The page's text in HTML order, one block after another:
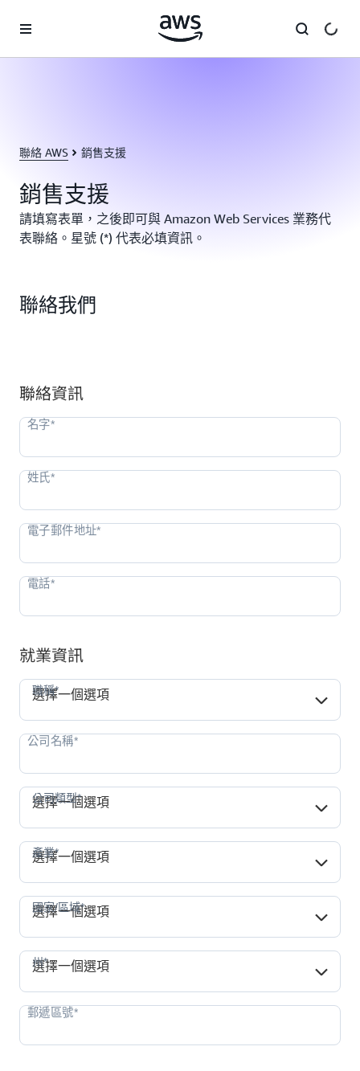
聯絡 AWS 銷售支援
銷售支援
請填寫表單，之後即可與 Amazon Web Services 業務代
表聯絡。星號 (*) 代表必填資訊。
聯絡我們
聯絡資訊
就業資訊
職稱*
選擇一個選項
公司類型*
選擇一個選項
產業*
選擇一個選項
國家/區域*
選擇一個選項
州*
選擇一個選項